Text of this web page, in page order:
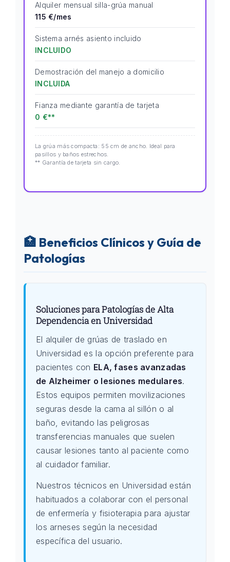
Alquiler mensual silla-grúa manual
115 €/mes
Sistema arnés asiento incluido
INCLUIDO
Demostración del manejo a domicilio
INCLUIDA
Fianza mediante garantía de tarjeta
0 €**
La grúa más compacta: 55 cm de ancho. Ideal para
pasillos y baños estrechos.
** Garantía de tarjeta sin cargo.
🏥 Beneficios Clínicos y Guía de
Patologías
Soluciones para Patologías de Alta
Dependencia en Universidad
El alquiler de grúas de traslado en
Universidad es la opción preferente para
pacientes con ELA, fases avanzadas
de Alzheimer o lesiones medulares.
Estos equipos permiten movilizaciones
seguras desde la cama al sillón o al
baño, evitando las peligrosas
transferencias manuales que suelen
causar lesiones tanto al paciente como
al cuidador familiar.
Nuestros técnicos en Universidad están
habituados a colaborar con el personal
de enfermería y fisioterapia para ajustar
los arneses según la necesidad
específica del usuario.